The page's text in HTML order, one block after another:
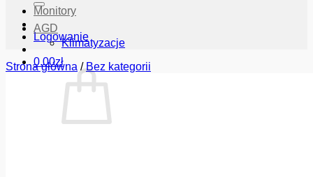
Logowanie
0.00zł
Monitory
AGD
Klimatyzacje
Strona główna / Bez kategorii